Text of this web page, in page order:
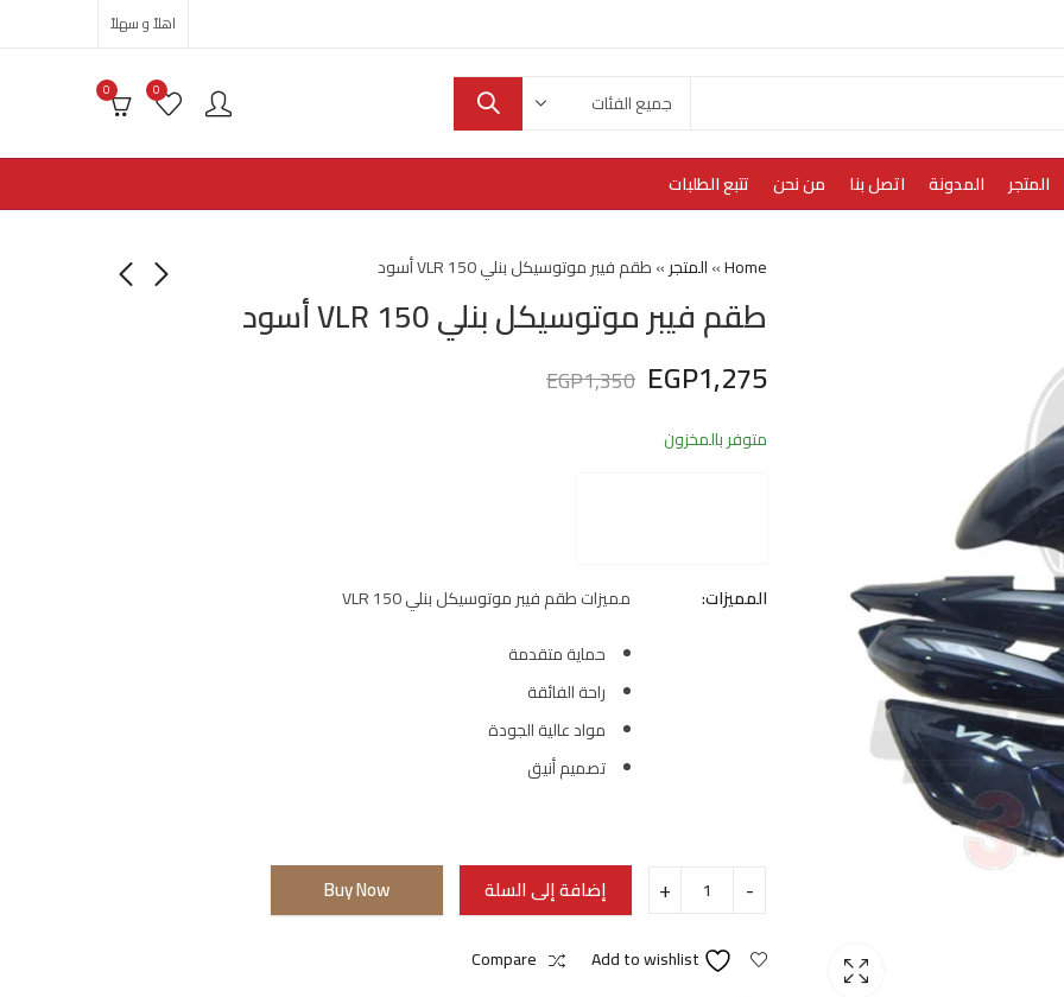
اهلاً و سهلاً
0
0
المتجر المدونة اتصل بنا من نحن تتبع الطلبات
Home
»المتجر»طقم فيبر موتوسيكل بنلي VLR 150 أسود
طقم فيبر موتوسيكل بنلي VLR 150 أسود
EGP1,275
EGP1,350
متوفر بالمخزون
المميزات:
مميزات طقم فيبر موتوسيكل بنلي VLR 150
حماية متقدمة
راحة الفائقة
مواد عالية الجودة
تصميم أنيق
إضافة إلى السلة Buy Now
Add to wishlist
Compare